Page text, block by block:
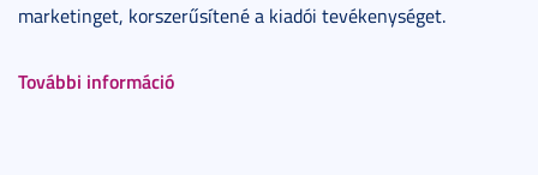
marketinget, korszerűsítené a kiadói tevékenységet.
További információ